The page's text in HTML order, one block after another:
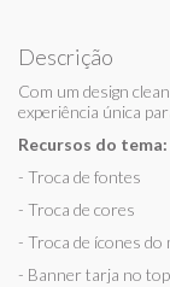
Descrição
Com um design
experiência única
Recursos do tema:
- Troca de fontes
- Troca de cores
- Troca de ícones do
- Banner tarja no